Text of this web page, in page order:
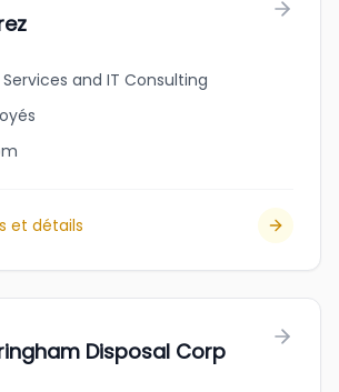
Services and IT Consulting
et détails
Disposal Corp